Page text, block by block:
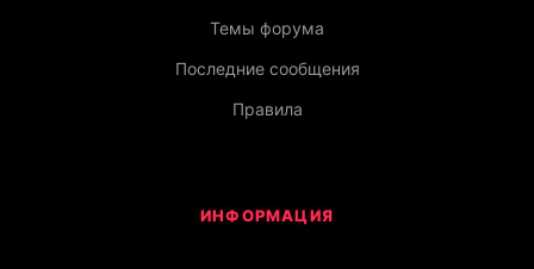
Темы форума
Последние сообщения
Правила
ИНФОРМАЦИЯ